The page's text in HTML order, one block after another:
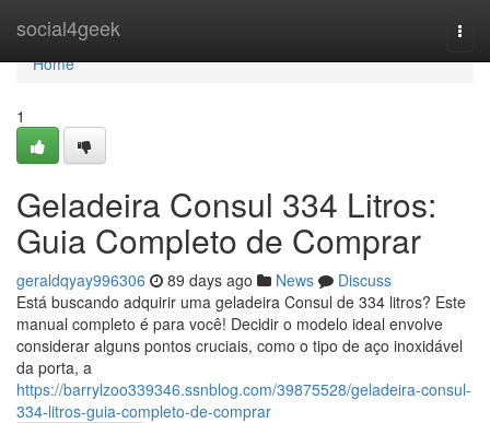
social4geek
Home
Home
1
Geladeira Consul 334 Litros:
Guia Completo de Comprar
geraldqyay996306 89 days ago News
Discuss
Está buscando adquirir uma geladeira Consul de 334 litros? Este
manual completo é para você! Decidir o modelo ideal envolve
considerar alguns pontos cruciais, como o tipo de aço inoxidável
da porta, a
https://barrylzoo339346.ssnblog.com/39875528/geladeira-consul-
334-litros-guia-completo-de-comprar